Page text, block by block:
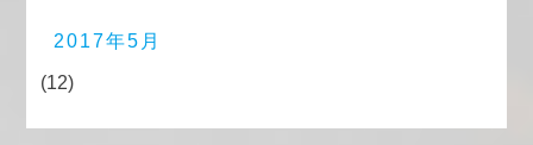
2017年5月
(12)